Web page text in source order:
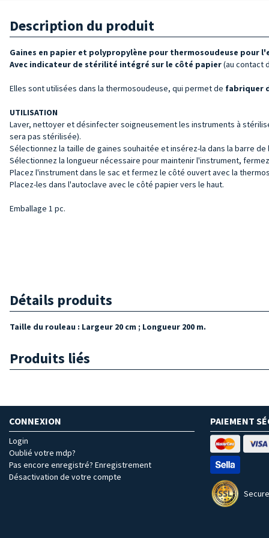
Description du produit
Gaines en papier et polypropylène pour thermosoudeuse pour
Avec indicateur de stérilité intégré sur le côté papier(au contact
Elles sont utilisées dans la thermosoudeuse, qui permet de fabriquer
UTILISATION
Laver, nettoyer et désinfecter soigneusement les instruments à
sera pas stérilisée).
Sélectionnez la taille de gaines souhaitée et insérez-la dans la barre
Sélectionnez la longueur nécessaire pour maintenir l'instrument,
Placez l'instrument dans le sac et fermez le côté ouvert avec la
Placez-les dans l'autoclave avec le côté papier vers le haut.
Emballage 1 pc.
Détails produits
Taille du rouleau : Largeur 20 cm ; Longueur 200 m.
Produits liés
CONNEXION
Login
Oublié votre mdp?
Pas encore enregistré? Enregistrement
Désactivation de votre compte
PAIEMENT